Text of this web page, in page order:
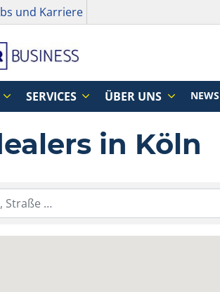
und Karriere
SERVICES ÜBER UNS NEWS
in Köln
die Standortinformationen ein